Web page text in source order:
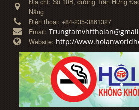
Địa chỉ:Số 10B, đường Trần Hưng
Nẵng
Điện thoại: +84-235-3861327
Email:
Website: http://